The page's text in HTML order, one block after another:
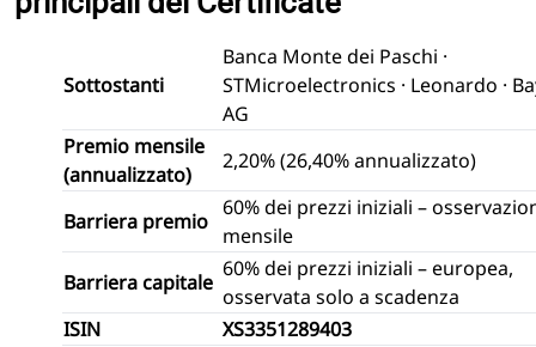
Sottostanti
Banca Monte dei Paschi ·
STMicroelectronics · Leonardo ·
AG
Premio mensile
(annualizzato)
2,20% (26,40% annualizzato)
Barriera premio
60% dei prezzi iniziali –
mensile
Barriera capitale
60% dei prezzi iniziali – europea,
osservata solo a scadenza
ISIN
XS3351289403